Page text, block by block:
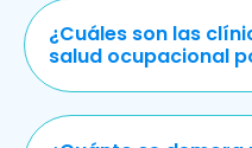
¿Cuáles son las
salud ocupacional